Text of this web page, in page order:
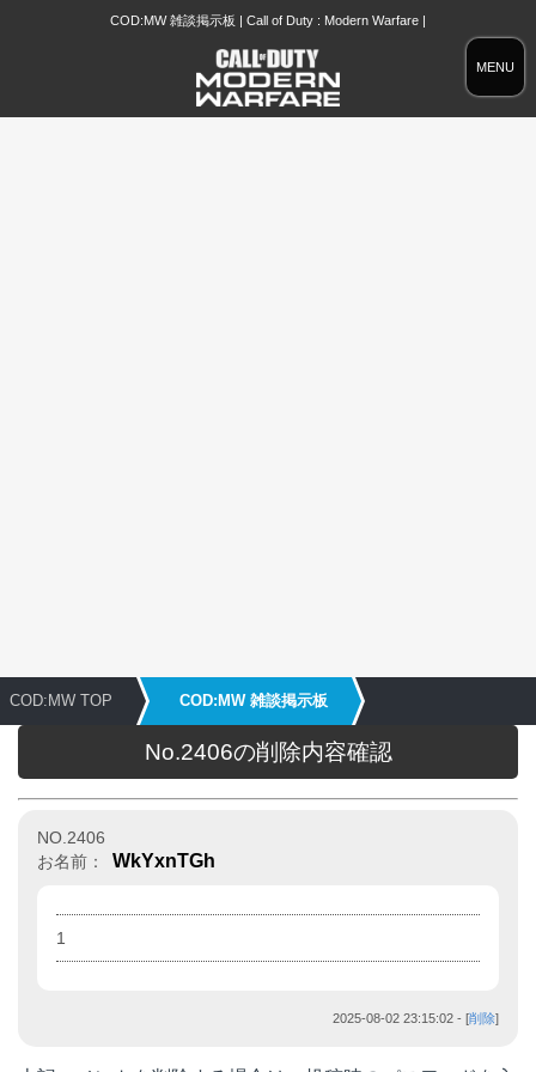
MENU
COD:MW 雑談掲示板 | Call of Duty : Modern Warfare |
COD:MW TOP COD:MW 雑談掲示板
No.2406の削除内容確認
NO.2406
お名前：
WkYxnTGh
1
2025-08-02 23:15:02 - [削除]